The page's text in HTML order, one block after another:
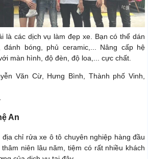
là các dịch vụ làm đẹp xe. Bạn có thể dán
bóng, phủ ceramic,... Nâng cấp hệ
màn hình, độ đèn, độ loa,... cực chất.
Văn Cừ, Hưng Bình, Thành phố Vinh,
An
chỉ rửa xe ô tô chuyên nghiệp hàng đầu
niên lâu năm, tiệm có rất nhiều khách